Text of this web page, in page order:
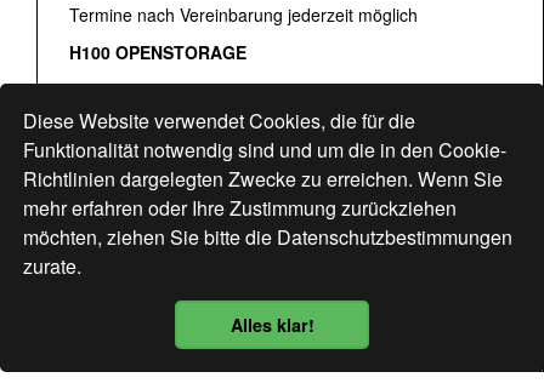
Datenschutzbestimmung
Diese Website verwendet Cookies, die für die
Funktionalität notwendig sind und um die in den Cookie-
Richtlinien dargelegten Zwecke zu erreichen. Wenn Sie
mehr erfahren oder Ihre Zustimmung zurückziehen
möchten, ziehen Sie bitte die Datenschutzbestimmungen
zurate.
Alles klar!
Termine nach Vereinbarung jederzeit möglich
H100 OPENSTORAGE
Fr:
16:00–18:30 Uhr
Sa: 12:00–17:00 Uhr
Hohlstrasse 122
www.bogen33.ch